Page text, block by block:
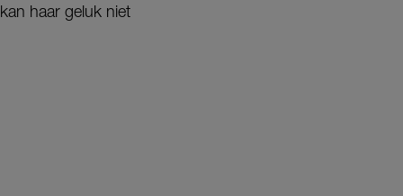
haar geluk niet